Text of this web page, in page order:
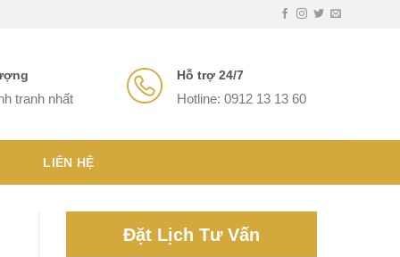
tranh nhất
Hỗ trợ 24/7
Hotline: 0912 13 13 60
LIÊN HỆ
Đặt Lịch Tư Vấn